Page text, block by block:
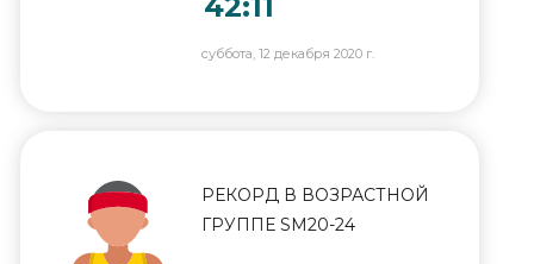
суббота, 12 декабря 2020 г.
РЕКОРД В ВОЗРАСТНОЙ
ГРУППЕ SM20-24